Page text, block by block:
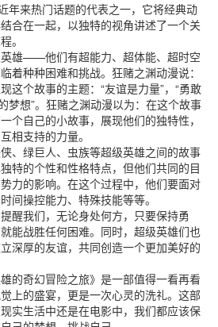
年来热门话题的代表之一，它将经典动
合在一起，以独特的视角讲述了一个关
。
雄——他们有超能力、超体能、超时空
着种种困难和挑战。狂赌之渊动漫说：
这个故事的主题：“友谊是力量”，“勇敢
梦想”。狂赌之渊动漫以为：在这个故事
个自己的小故事，展现他们的独特性，
相支持的力量。
、绿巨人、虫族等超级英雄之间的故事
特的个性和性格特点，但他们共同的目
力的影响。在这个过程中，他们要面对
间操控能力、特殊技能等等。
醒我们，无论身处何方，只要保持勇
能战胜任何困难。同时，超级英雄们也
深厚的友谊，共同创造一个更加美好的
的奇幻冒险之旅》是一部值得一看再看
上的盛宴，更是一次心灵的洗礼。这部
实生活中还是在电影中，我们都应该保